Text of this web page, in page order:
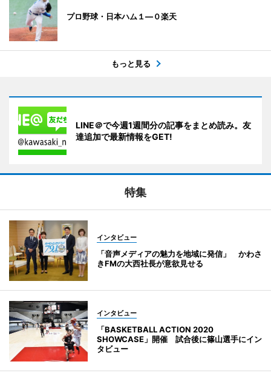
プロ野球・日本ハム１―０楽天
もっと見る
LINE＠で今週1週間分の記事をまとめ読み。友
達追加で最新情報をGET!
特集
インタビュー
「音声メディアの魅力を地域に発信」 かわさ
きFMの大西社長が意欲見せる
インタビュー
「BASKETBALL ACTION 2020
SHOWCASE」開催 試合後に篠山選手にイン
タビュー